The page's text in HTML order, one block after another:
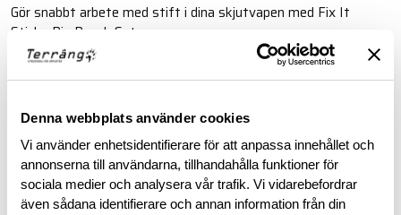
Denna webbplats använder cookies
Vi använder enhetsidentifierare för att anpassa innehållet och
annonserna till användarna, tillhandahålla funktioner för
sociala medier och analysera vår trafik. Vi vidarebefordrar
även sådana identifierare och annan information från din
Gör snabbt arbete med stift i dina skjutvapen med Fix It
Sticks Pin Punch Set.
Läs mer
BESKRIVNING
RECENSIONER